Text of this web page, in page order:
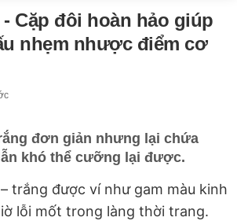
Cặp đôi hoàn hảo giúp
nhẹm nhược điểm cơ
đơn giản nhưng lại chứa
khó thể cưỡng lại được.
trắng được ví như gam màu kinh
lỗi mốt trong làng thời trang.